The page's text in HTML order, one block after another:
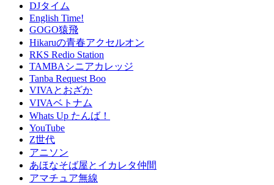
DJタイム
English Time!
GOGO猿飛
Hikaruの青春アクセルオン
RKS Redio Station
TAMBAシニアカレッジ
Tanba Request Boo
VIVAとおざか
VIVAベトナム
Whats Up たんば！
YouTube
Z世代
アニソン
あほなそば屋とイカレタ仲間
アマチュア無線